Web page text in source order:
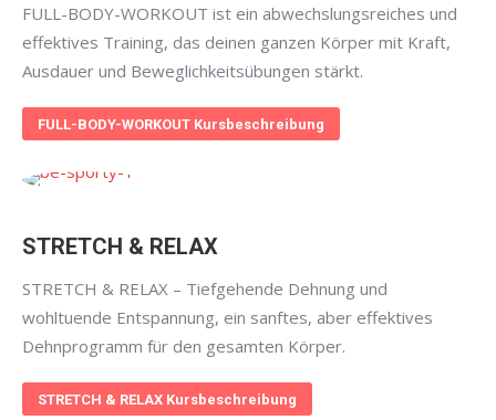
FULL-BODY-WORKOUT ist ein abwechslungsreiches und
effektives Training, das deinen ganzen Körper mit Kraft,
Ausdauer und Beweglichkeitsübungen stärkt.
FULL-BODY-WORKOUT Kursbeschreibung
STRETCH & RELAX
STRETCH & RELAX – Tiefgehende Dehnung und
wohltuende Entspannung, ein sanftes, aber effektives
Dehnprogramm für den gesamten Körper.
STRETCH & RELAX Kursbeschreibung